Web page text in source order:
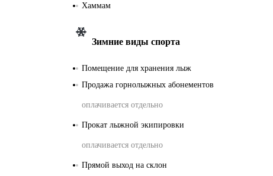
Хаммам
Зимние виды спорта
Помещение для хранения лыж
Продажа горнолыжных абонементов
оплачивается отдельно
Прокат лыжной экипировки
оплачивается отдельно
Прямой выход на склон